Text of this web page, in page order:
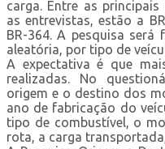
carga. Entre as
as entrevistas, estão a
BR-364. A pesquisa
aleatória, por tipo de
A expectativa é que
realizadas. No
origem e o destino dos
ano de fabricação do
tipo de combustível, o
rota, a carga